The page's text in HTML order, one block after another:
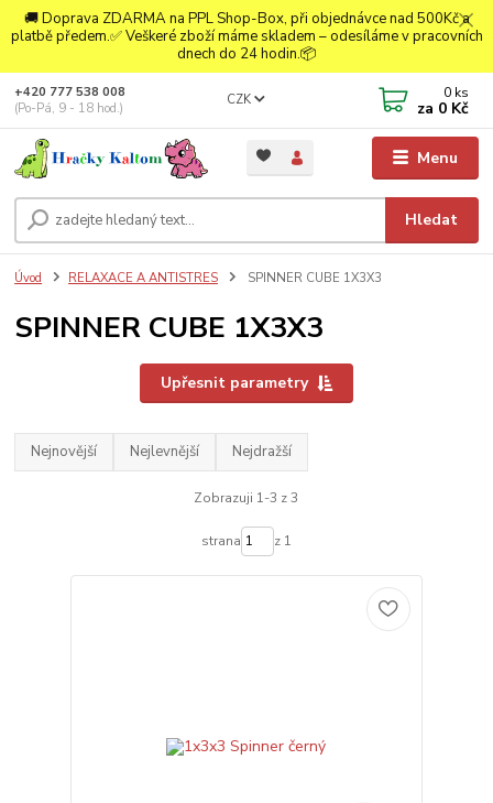
🚚 Doprava ZDARMA na PPL Shop-Box, při objednávce nad 500Kč a
platbě předem.✅ Veškeré zboží máme skladem – odesíláme v pracovních
dnech do 24 hodin.📦
Menu
CZK
Hledat
+420 777 538 008
(Po-Pá, 9 - 18 hod.)
0 ks
za 0 Kč
Úvod RELAXACE A ANTISTRES SPINNER CUBE 1X3X3
SPINNER CUBE 1X3X3
Upřesnit parametry
Nejnovější Nejlevnější Nejdražší
Zobrazuji 1-3 z 3
strana z 1